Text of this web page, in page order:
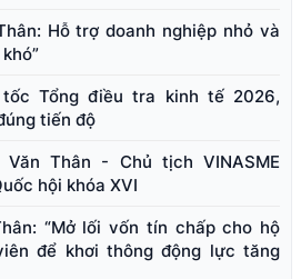
Hỗ trợ doanh nghiệp nhỏ và
Tổng điều tra kinh tế 2026,
tiến độ
Thân - Chủ tịch VINASME
hội khóa XVI
“Mở lối vốn tín chấp cho hộ
để khơi thông động lực tăng